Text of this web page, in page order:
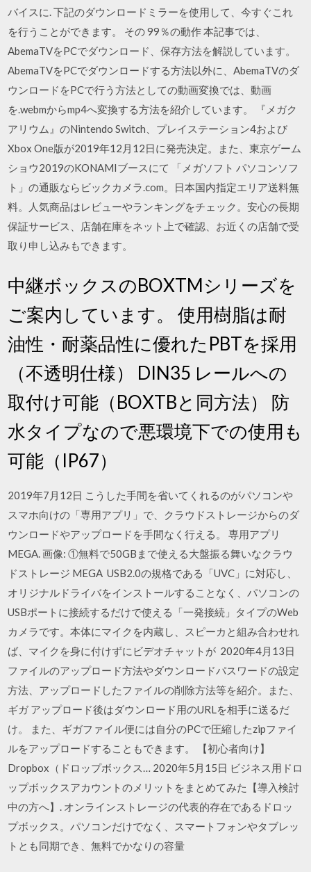
バイスに. 下記のダウンロードミラーを使用して、今すぐこれ
を行うことができます。 その 99％の動作 本記事では、
AbemaTVをPCでダウンロード、保存方法を解説しています。
AbemaTVをPCでダウンロードする方法以外に、AbemaTVのダ
ウンロードをPCで行う方法としての動画変換では、動画
を.webmからmp4へ変換する方法を紹介しています。 『メガク
アリウム』のNintendo Switch、プレイステーション4および
Xbox One版が2019年12月12日に発売決定。また、東京ゲーム
ショウ2019のKONAMIブースにて 「メガソフト パソコンソフ
ト」の通販ならビックカメラ.com。日本国内指定エリア送料無
料。人気商品はレビューやランキングをチェック。安心の長期
保証サービス、店舗在庫をネット上で確認、お近くの店舗で受
取り申し込みもできます。
中継ボックスのBOXTMシリーズを
ご案内しています。 使用樹脂は耐
油性・耐薬品性に優れたPBTを採用
（不透明仕様） DIN35 レールへの
取付け可能（BOXTBと同方法） 防
水タイプなので悪環境下での使用も
可能（IP67）
2019年7月12日 こうした手間を省いてくれるのがパソコンや
スマホ向けの「専用アプリ」で、クラウドストレージからのダ
ウンロードやアップロードを手間なく行える。 専用アプリ
MEGA. 画像: ①無料で50GBまで使える大盤振る舞いなクラウ
ドストレージ MEGA USB2.0の規格である「UVC」に対応し、
オリジナルドライバをインストールすることなく、パソコンの
USBポートに接続するだけで使える「一発接続」タイプのWeb
カメラです。本体にマイクを内蔵し、スピーカと組み合わせれ
ば、マイクを身に付けずにビデオチャットが 2020年4月13日
ファイルのアップロード方法やダウンロードパスワードの設定
方法、アップロードしたファイルの削除方法等を紹介。また、
ギガ アップロード後はダウンロード用のURLを相手に送るだ
け。 また、ギガファイル便には自分のPCで圧縮したzipファイ
ルをアップロードすることもできます。 【初心者向け】
Dropbox（ドロップボックス… 2020年5月15日 ビジネス用ドロ
ップボックスアカウントのメリットをまとめてみた【導入検討
中の方へ】. オンラインストレージの代表的存在であるドロッ
プボックス。パソコンだけでなく、スマートフォンやタブレッ
トとも同期でき、無料でかなりの容量